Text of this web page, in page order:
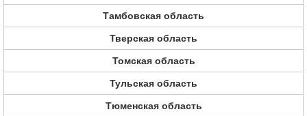
Тамбовская область
Тверская область
Томская область
Тульская область
Тюменская область